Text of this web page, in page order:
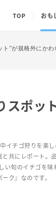
TOP おも
ト”が規格外にか
スポッ
イチゴ狩りを楽
共にレポート。
旬のイチゴを
ク』なのです。